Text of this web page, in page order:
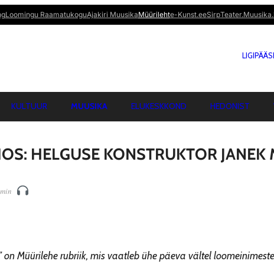
Loomingu RaamatukoguAjakiri MuusikaMüürilehte-Kunst.eeSirp
KULTUUR MUUSIKA ELUKESKKOND HEDONIST
HELGUSE KONSTRUKTOR JANEK
min
on Müürilehe rubriik, mis vaatleb ühe päeva vältel